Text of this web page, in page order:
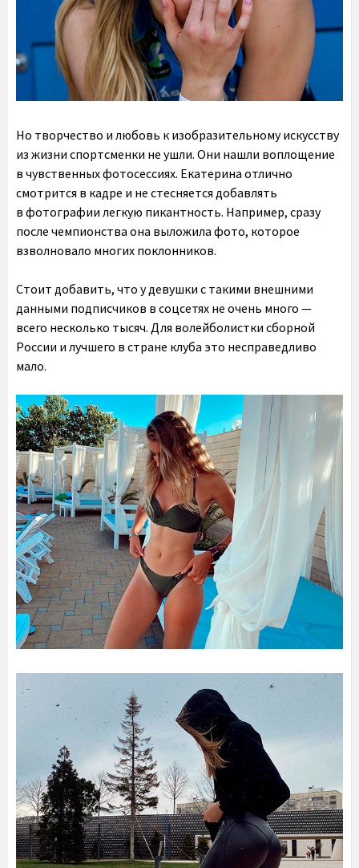
Но творчество и любовь к изобразительному искусству
из жизни спортсменки не ушли. Они нашли воплощение
в чувственных фотосессиях. Екатерина отлично
смотрится в кадре и не стесняется добавлять
в фотографии легкую пикантность. Например, сразу
после чемпионства она выложила фото, которое
взволновало многих поклонников.
Стоит добавить, что у девушки с такими внешними
данными подписчиков в соцсетях не очень много —
всего несколько тысяч. Для волейболистки сборной
России и лучшего в стране клуба это несправедливо
мало.